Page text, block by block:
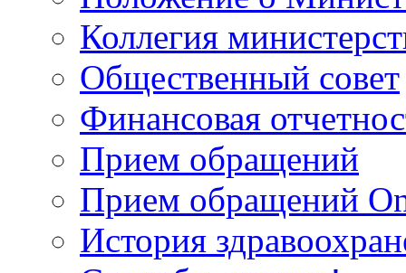
Коллегия
Общественный совет
Финансовая
Прием обращений
Прием обращений
История